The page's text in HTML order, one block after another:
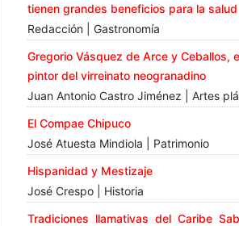
tienen grandes beneficios para la salud
Redacción | Gastronomía
Gregorio Vásquez de Arce y Ceballos,
pintor del virreinato neogranadino
Juan Antonio Castro Jiménez | Artes
El Compae Chipuco
José Atuesta Mindiola | Patrimonio
Hispanidad y Mestizaje
José Crespo | Historia
Tradiciones llamativas del Caribe